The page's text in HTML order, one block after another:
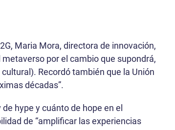
Maria Mora, directora de innovación,
por el cambio que supondrá,
Recordó también que la Unión
décadas”.
hype y cuánto de hope en el
de “amplificar las experiencias